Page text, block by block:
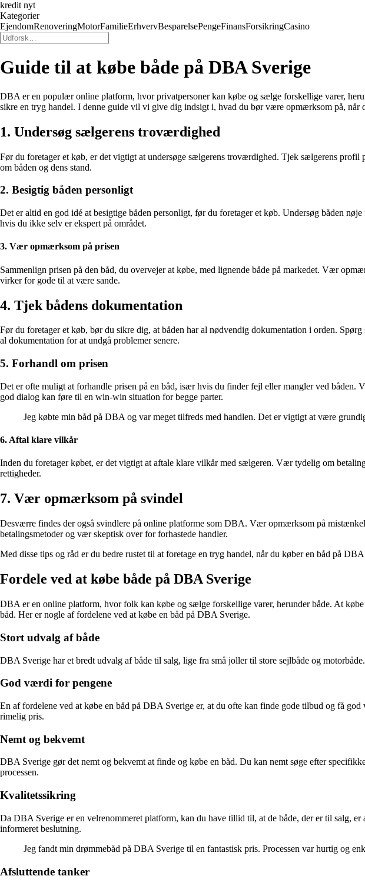
kredit nyt
Kategorier
EjendomRenoveringMotorFamilieErhvervBesparelsePengeFinansForsikringCasino
Guide til at købe både på DBA Sverige
DBA er en populær online platform, hvor privatpersoner kan købe og sælge forskellige varer,
sikre en tryg handel. I denne guide vil vi give dig indsigt i, hvad du bør være opmærksom på, når
1. Undersøg sælgerens troværdighed
Før du foretager et køb, er det vigtigt at undersøge sælgerens troværdighed. Tjek sælgerens
om båden og dens stand.
2. Besigtig båden personligt
Det er altid en god idé at besigtige båden personligt, før du foretager et køb. Undersøg båden
hvis du ikke selv er ekspert på området.
3. Vær opmærksom på prisen
Sammenlign prisen på den båd, du overvejer at købe, med lignende både på markedet. Vær
virker for gode til at være sande.
4. Tjek bådens dokumentation
Før du foretager et køb, bør du sikre dig, at båden har al nødvendig dokumentation i orden.
al dokumentation for at undgå problemer senere.
5. Forhandl om prisen
Det er ofte muligt at forhandle prisen på en båd, især hvis du finder fejl eller mangler ved
god dialog kan føre til en win-win situation for begge parter.
Jeg købte min båd på DBA og var meget tilfreds med handlen. Det er vigtigt at være
6. Aftal klare vilkår
Inden du foretager købet, er det vigtigt at aftale klare vilkår med sælgeren. Vær tydelig om
rettigheder.
7. Vær opmærksom på svindel
Desværre findes der også svindlere på online platforme som DBA. Vær opmærksom på
betalingsmetoder og vær skeptisk over for forhastede handler.
Med disse tips og råd er du bedre rustet til at foretage en tryg handel, når du køber en båd på
Fordele ved at købe både på DBA Sverige
DBA er en online platform, hvor folk kan købe og sælge forskellige varer, herunder både. At
båd. Her er nogle af fordelene ved at købe en båd på DBA Sverige.
Stort udvalg af både
DBA Sverige har et bredt udvalg af både til salg, lige fra små joller til store sejlbåde og
God værdi for pengene
En af fordelene ved at købe en båd på DBA Sverige er, at du ofte kan finde gode tilbud og få
rimelig pris.
Nemt og bekvemt
DBA Sverige gør det nemt og bekvemt at finde og købe en båd. Du kan nemt søge efter
processen.
Kvalitetssikring
Da DBA Sverige er en velrenommeret platform, kan du have tillid til, at de både, der er til salg,
informeret beslutning.
Jeg fandt min drømmebåd på DBA Sverige til en fantastisk pris. Processen var hurtig og
Afsluttende tanker